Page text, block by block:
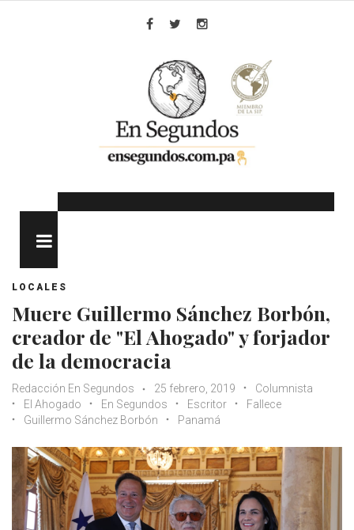
LOCALES
Muere Guillermo Sánchez Borbón,
creador de "El Ahogado" y forjador
de la democracia
Redacción En Segundos 25 febrero, 2019
Columnista
El Ahogado
En Segundos Escritor
Fallece
Guillermo Sánchez Borbón
Panamá